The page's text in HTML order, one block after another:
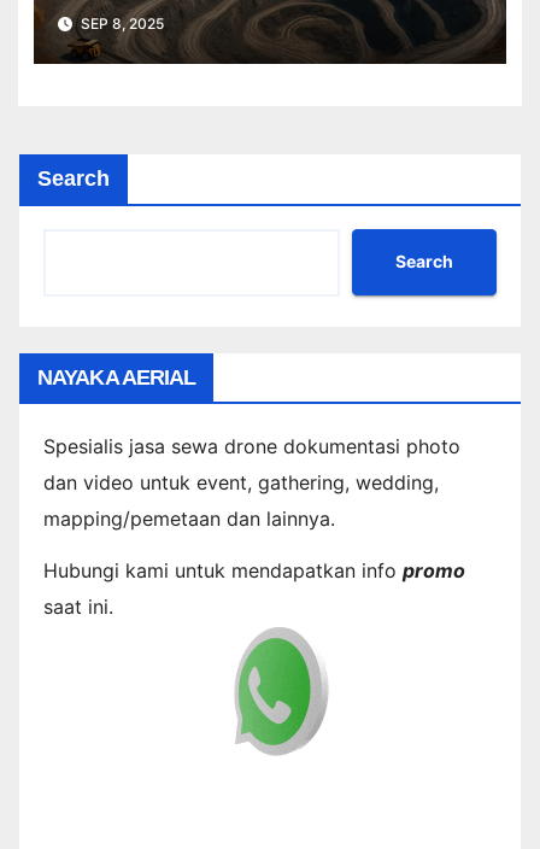
Profesional Lebih Cepat & Akurat
SEP 8, 2025
Search
Search
NAYAKA AERIAL
Spesialis jasa sewa drone dokumentasi photo
dan video untuk event, gathering, wedding,
mapping/pemetaan dan lainnya.
Hubungi kami untuk mendapatkan info promo
saat ini.